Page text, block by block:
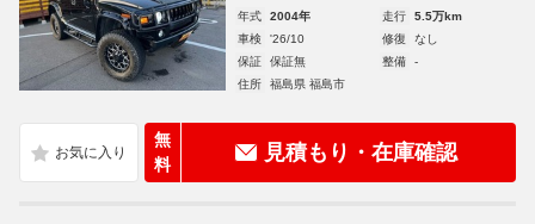
年式 2004年 走行
5.5万km
車検
'26/10 修復
なし
保証
保証無 整備
-
住所
福島県 福島市
無
料
見積もり・在庫確認